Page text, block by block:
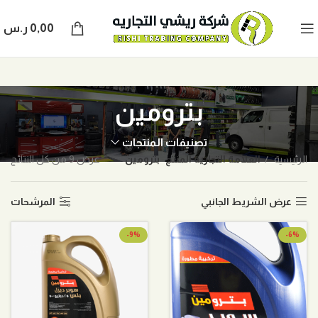
0,00 ر.س
بترومين
تصنيفات المنتجات
الرئيسية العلامة التجارية المنتج بترومين عرض ⁦9⁩ من كل النتائج
عرض الشريط الجانبي المرشحات
-6%
-9%